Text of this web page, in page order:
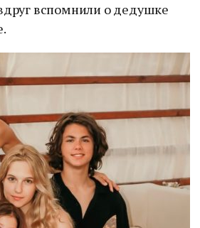
вспомнили о дедушке